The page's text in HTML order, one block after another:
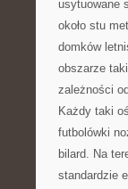
usytuowane
około stu
domków
obszarze
zależności
Każdy taki
futbolówki
bilard. Na
standardzie